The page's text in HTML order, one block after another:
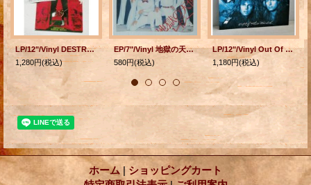
LP/12"/Vinyl DESTRUCTION 破戒凱旋録 MUNETAKA HIGUCHI 樋口宗孝 (1983) B&M
1,280円(税込)
EP/7"/Vinyl 地獄の天使/レイジーのテーマ レイジー (1978) RCA
580円(税込)
LP/12"/Vinyl Out Of This World EUROPE ヨーロッパ (1988) Victor ‎帯なし/ライナー（日本語）/ライナー（英語）/シリアルナンバーカード付 ‎
1,180円(税込)
ホーム | ショッピングカート